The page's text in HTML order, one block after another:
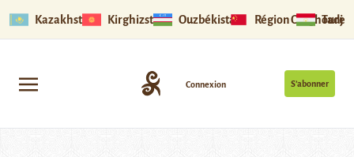
Kazakhstan Kirghizstan Ouzbékistan Région Ouïghoure
S’abonner
Connexion